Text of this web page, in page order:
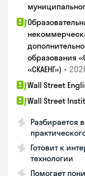
образования
«СКАЕНГ») •
Wall Street
Wall Street
Разбирается
Готовит к
технологии
Помогает